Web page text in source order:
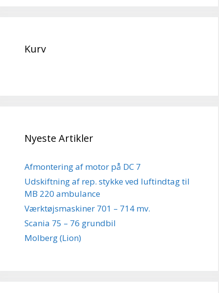
Kurv
Nyeste Artikler
Afmontering af motor på DC 7
Udskiftning af rep. stykke ved luftindtag til
MB 220 ambulance
Værktøjsmaskiner 701 – 714 mv.
Scania 75 – 76 grundbil
Molberg (Lion)